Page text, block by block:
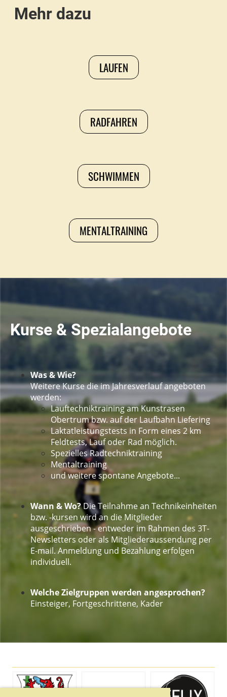
Mehr dazu
LAUFEN
RADFAHREN
SCHWIMMEN
MENTALTRAINING
Kurse & Spezialangebote
Was & Wie?
Weitere Kurse die im Jahresverlauf angeboten
werden:
Lauftechniktraining am Kunstrasen
Obertrum bzw. auf der Laufbahn Liefering
Laktatleistungstests in Form eines 2 km
Feldtests, Lauf oder Rad möglich.
Spezielles Radtechniktraining
Mentaltraining
und weitere spontane Angebote...
Wann & Wo?Die Teilnahme an Technikeinheiten
bzw. -kursen wird an die Mitglieder
ausgeschrieben - entweder im Rahmen des 3T-
Newsletters oder als Mitgliederaussendung per
E-mail. Anmeldung und Bezahlung erfolgen
individuell.
Welche Zielgruppen werden angesprochen?
Einsteiger, Fortgeschrittene, Kader